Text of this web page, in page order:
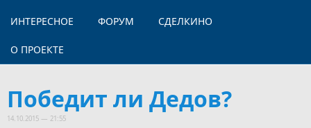
ИНТЕРЕСНОЕ ФОРУМ СДЕЛКИНО
О ПРОЕКТЕ
Победит ли Дедов?
14.10.2015 — 21:55